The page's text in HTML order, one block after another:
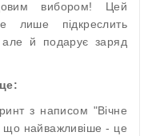
вибором! Цей
лише підкреслить
й подарує заряд
з написом "Вічне
що найважливіше - це